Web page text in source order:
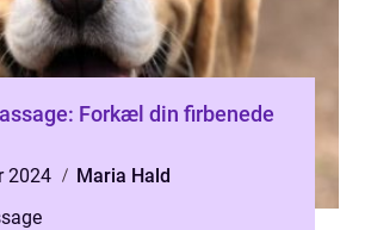
Forkæl din firbenede
2024
Maria Hald